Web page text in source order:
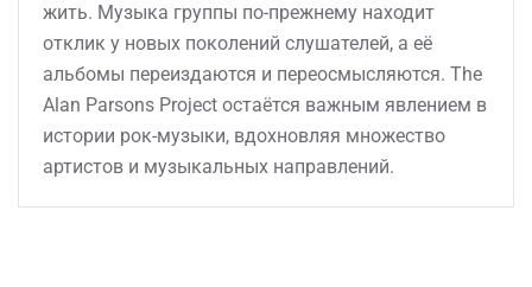
жить. Музыка группы по-прежнему находит
отклик у новых поколений слушателей, а её
альбомы переиздаются и переосмысляются. The
Alan Parsons Project остаётся важным явлением в
истории рок-музыки, вдохновляя множество
артистов и музыкальных направлений.